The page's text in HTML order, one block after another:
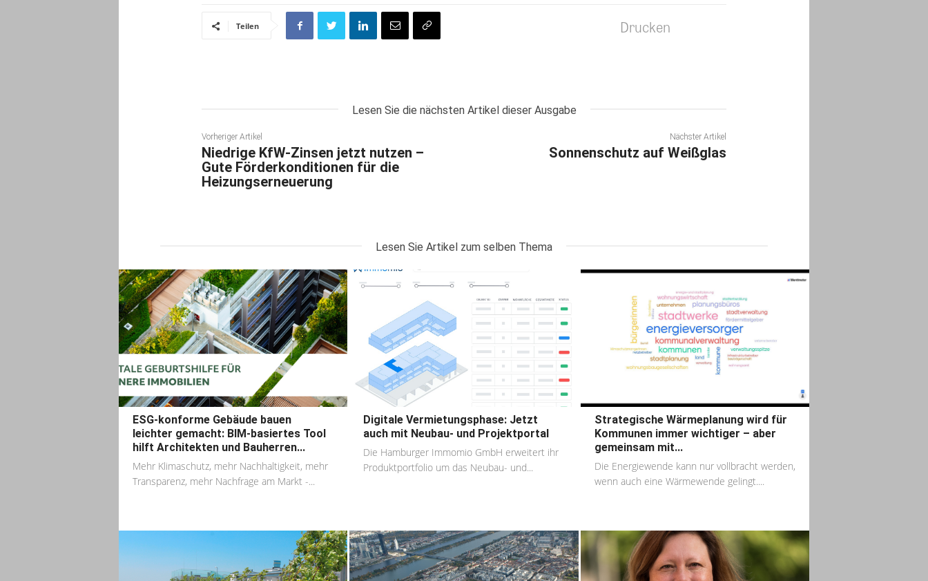
Teilen Drucken
Lesen Sie die nächsten Artikel dieser Ausgabe
Vorheriger Artikel
Niedrige KfW-Zinsen jetzt nutzen –
Gute Förderkonditionen für die
Heizungserneuerung
Nächster Artikel
Sonnenschutz auf Weißglas
Lesen Sie Artikel zum selben Thema
ESG-konforme Gebäude bauen
leichter gemacht: BIM-basiertes Tool
hilft Architekten und Bauherren...
Mehr Klimaschutz, mehr Nachhaltigkeit, mehr
Transparenz, mehr Nachfrage am Markt -...
Digitale Vermietungsphase: Jetzt
auch mit Neubau- und Projektportal
Die Hamburger Immomio GmbH erweitert ihr
Produktportfolio um das Neubau- und...
Strategische Wärmeplanung wird für
Kommunen immer wichtiger – aber
gemeinsam mit...
Die Energiewende kann nur vollbracht werden,
wenn auch eine Wärmewende gelingt....